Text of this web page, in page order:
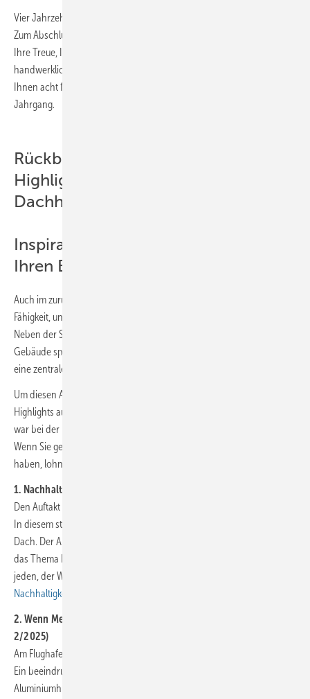
Vier Jahrzehnte Leidenschaft für das Spengler- und Dachhandwerk.
Zum Abschluss dieses Jubiläumsjahres sagen wir Danke. Danke für
Ihre Treue, Ihre Innovationskraft und Ihr Streben nach
handwerklicher Perfektion. Als Neujahrsgeschenk präsentieren wir
Ihnen acht frei abrufbare Fachartikel aus dem 40. BAUMETALL-
Jahrgang.
Rückblick 2025: Acht BAUMETALL-
Highlights für ambitionierte
Dachhandwerker
Inspiration und Expertenwissen für
Ihren Erfolg in 2026
Auch im zurückliegenden Jahr profitierte das Dachhandwerk von der
Fähigkeit, unterschiedliche Baumetalle professionell zu verarbeiten.
Neben der Sicherstellung dauerhaften Witterungsschutzes für
Gebäude spielt dabei auch die Kunst ästhetischer Blechbearbeitung
eine zentrale Rolle.
Um diesen Anspruch zu unterstreichen, hat BAUMETALL acht Artikel-
Highlights aus dem Heftarchiv für Sie zusammengestellt. Die Auswahl
war bei der Fülle an Themen im Jubiläumsjahr 2025 nicht einfach.
Wenn Sie genau wissen möchten, welche Trends das Jahr geprägt
haben, lohnt sich ein Klick in unser
1. Nachhaltigkeit aus Stuttgart (Ausgabe 1/2025)
Den Auftakt macht ein Vorzeigebetrieb aus der Schwabenmetropole.
In diesem starken Projekt vereinen sich drei Gewerke unter einem
Dach. Der Artikel zeigt eindrucksvoll, wie ein moderner Fachbetrieb
das Thema Nachhaltigkeit in die Tat umsetzt – eine Inspiration für
jeden, der Wert auf zukunftsfähige Bauweise legt. 👉
Nachhaltigkeit aus Stuttgart
2. Wenn Metall auf monumentale Architektur trifft (Ausgabe
2/2025)
Am Flughafen Essen/Mülheim ist ein neues Wahrzeichen entstanden:
Ein beeindruckendes Holztragwerk, geschützt durch eine langlebige
Aluminiumhülle. Dieser Hangar beweist, dass moderne Metalllösungen